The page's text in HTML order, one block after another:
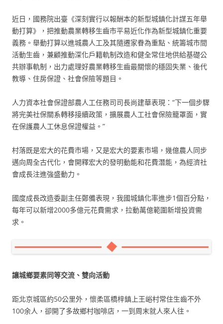
近日，國務院出臺《深刻實行以報酬本的新型城鎮化計謀五年舉
動打算》，把推動農業轉移生齒市平易近化作為新型城鎮化重要
義務。舉動打算以進城農人工及其隨遷家眷為重點、統籌城市間
活動生齒，兼顧推動深化戶籍軌制改造和健全常住地供給基礎公
共辦事軌制，出力處理好農業轉移生齒最關懷的穩固失業、後代
教導、住房保證、社會保險等題目。
人力資本社會保證部農人工任務司司長尚建華表現：“下一個步驟
將完美社保關系轉移接續政策，擴展農人工社會保險籠罩面，實
在保護農人工休息保證權益。”
村落既是宏大的花費市場，又是宏大的要素市場，幾億農人同步
邁向周全古代化，會開釋宏大的發明動能和花費潛能，為經濟社
會成長注進強盛動力。
國度成長改造委副主任鄭備表現，我國城鎮化率進步1個百分點，
每年可以新增2000多億元花費需求，拉動萬億範圍新增投資需
求。
讓城鄉要素同等交流、雙向活動
距北京城區約50公里外，懷柔區橋梓鎮上王峪村常住生齒不外
100余人，卻開了多故鄉村咖啡店，一到周末就人來人往。